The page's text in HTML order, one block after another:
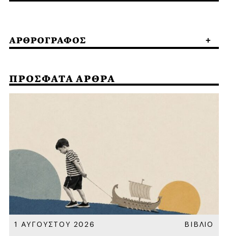
ΑΡΘΡΟΓΡΑΦΟΣ
ΠΡΟΣΦΑΤΑ ΑΡΘΡΑ
1 ΑΥΓΟΥΣΤΟΥ 2026 ΒΙΒΛΙΟ